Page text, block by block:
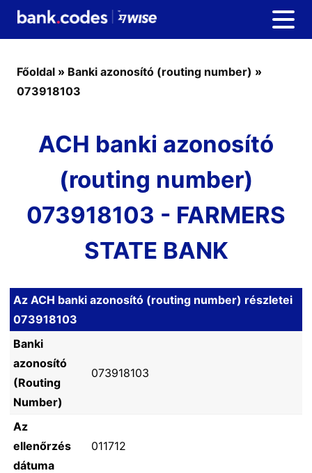
Főoldal » Banki azonosító (routing number) »
073918103
ACH banki azonosító
(routing number)
073918103 - FARMERS
STATE BANK
Az ACH banki azonosító (routing number) részletei
073918103
Banki
azonosító
(Routing
Number)
073918103
Az
ellenőrzés
dátuma
011712